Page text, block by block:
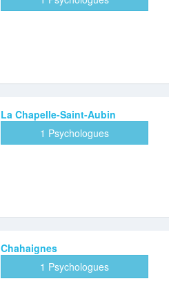
La Chapelle-Saint-Aubin
1 Psychologues
Chahaignes
1 Psychologues